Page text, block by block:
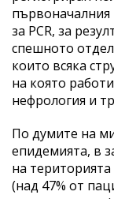
първоначалния
за PCR, за
спешното
които всяка
на която
нефрология и
По думите на
епидемията, в
на
(над 47% от